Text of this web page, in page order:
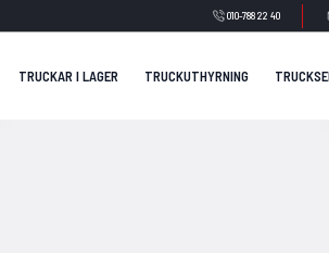
010-788 22 40
TRUCKAR I LAGER TRUCKUTHYRNING